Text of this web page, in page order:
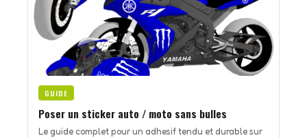
GUIDE
Poser un sticker auto / moto sans bulles
Le guide complet pour un adhesif tendu et durable sur